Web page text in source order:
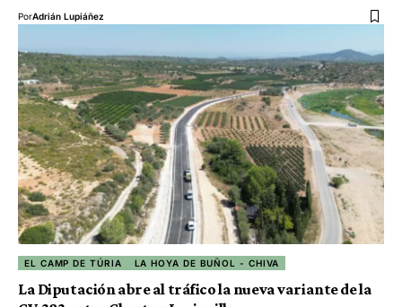
PorAdrián Lupiáñez
EL CAMP DE TÚRIA LA HOYA DE BUÑOL - CHIVA
La Diputación abre al tráfico la nueva variante de la